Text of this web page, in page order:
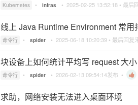
Kubernetes • infras • 2025-02-25 13:52:18 • 最后
线上 Java Runtime Environment 常用
命令行 • spider • 2025-06-18 10:20:39 • 最后回复
块设备上如何统计平均写 request 大小
命令行 • spider • 2026-02-13 09:54:14发布 •
求助，网络安装无法进入桌面环境